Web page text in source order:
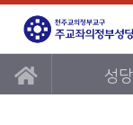
성